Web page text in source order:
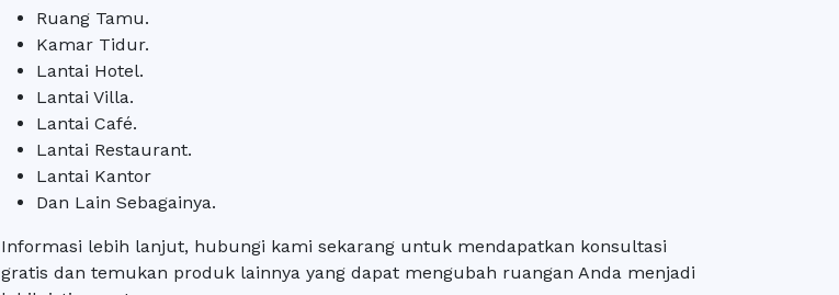
Ruang Tamu.
Kamar Tidur.
Lantai Hotel.
Lantai Villa.
Lantai Café.
Lantai Restaurant.
Lantai Kantor
Dan Lain Sebagainya.
Informasi lebih lanjut, hubungi kami sekarang untuk mendapatkan konsultasi
gratis dan temukan produk lainnya yang dapat mengubah ruangan Anda menjadi